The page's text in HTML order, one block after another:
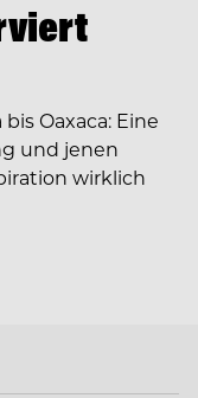
Oaxaca: Eine
und jenen
wirklich